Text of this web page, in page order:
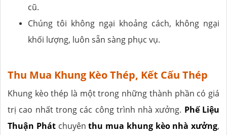
cũ.
Chúng tôi không ngại khoảng cách, không ngại
khối lượng, luôn sẵn sàng phục vụ.
Thu Mua Khung Kèo Thép, Kết Cấu Thép
Khung kèo thép là một trong những thành phần có giá
trị cao nhất trong các công trình nhà xưởng. Phế Liệu
Thuận Phátchuyênthu mua khung kèo nhà xưởng,